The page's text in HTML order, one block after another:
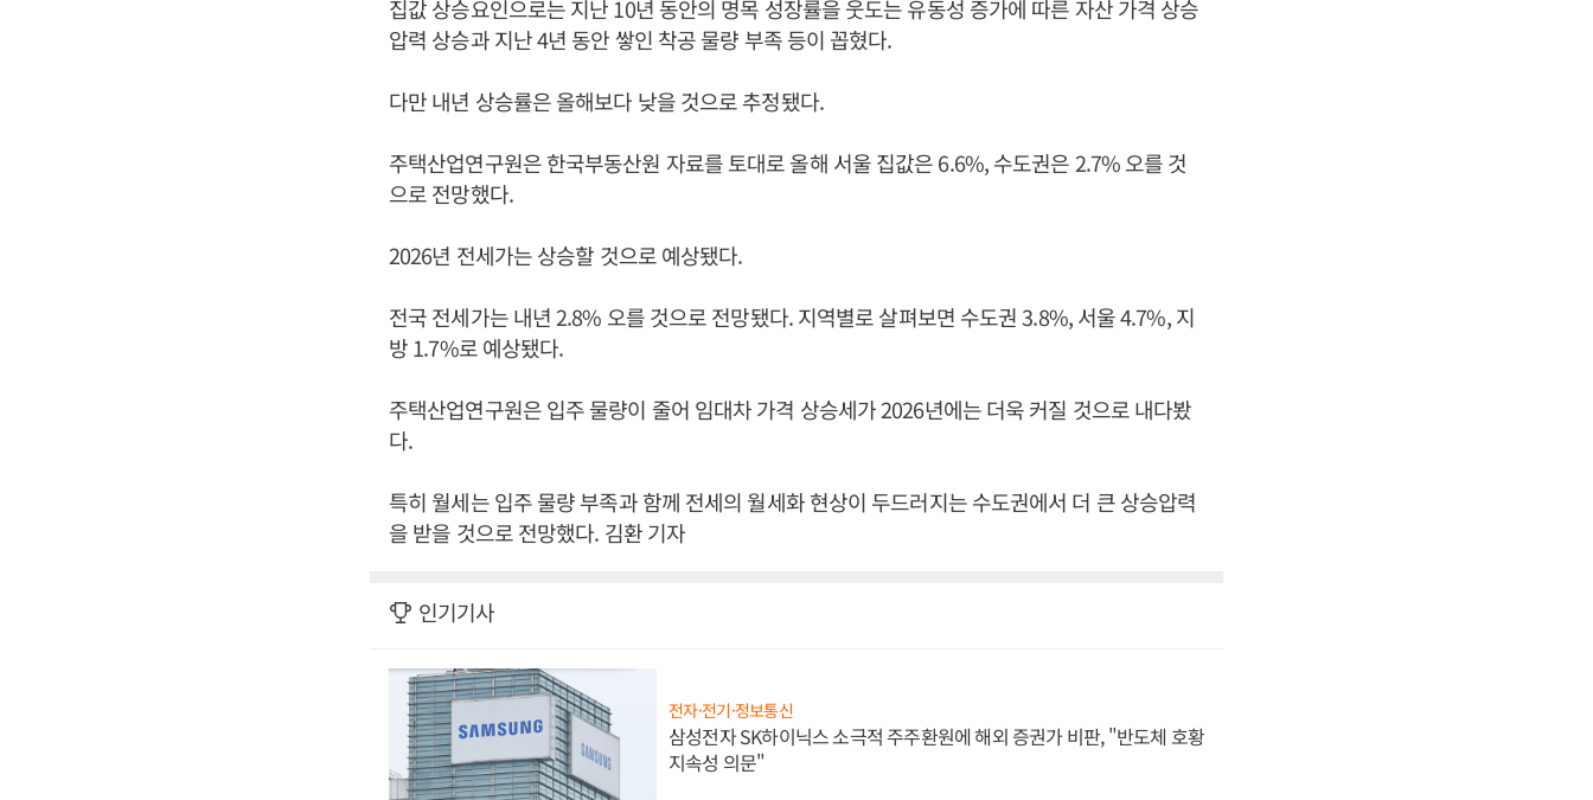
집값 상승요인으로는 지난 10년 동안의 명목 성장률을 웃도는 유동성 증가에 따른 자산 가격 상승
압력 상승과 지난 4년 동안 쌓인 착공 물량 부족 등이 꼽혔다.
다만 내년 상승률은 올해보다 낮을 것으로 추정됐다.
주택산업연구원은 한국부동산원 자료를 토대로 올해 서울 집값은 6.6%, 수도권은 2.7% 오를 것
으로 전망했다.
2026년 전세가는 상승할 것으로 예상됐다.
전국 전세가는 내년 2.8% 오를 것으로 전망됐다. 지역별로 살펴보면 수도권 3.8%, 서울 4.7%, 지
방 1.7%로 예상됐다.
주택산업연구원은 입주 물량이 줄어 임대차 가격 상승세가 2026년에는 더욱 커질 것으로 내다봤
다.
특히 월세는 입주 물량 부족과 함께 전세의 월세화 현상이 두드러지는 수도권에서 더 큰 상승압력
을 받을 것으로 전망했다. 김환 기자
인기기사
전자·전기·정보통신
삼성전자 SK하이닉스 소극적 주주환원에 해외 증권가 비판, "반도체 호황
지속성 의문"